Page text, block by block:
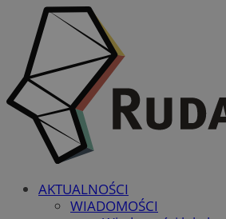
AKTUALNOŚCI
WIADOMOŚCI